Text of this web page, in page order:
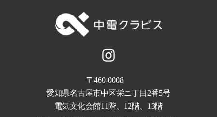
〒460-0008
愛知県名古屋市中区栄ニ丁目2番5号
電気文化会館11階、12階、13階